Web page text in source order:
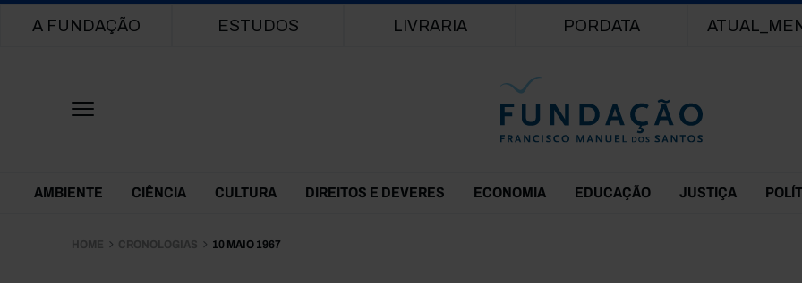
Main navigation
A FUNDAÇÃO ESTUDOS LIVRARIA PORDATA
Themes Menu
AMBIENTE CIÊNCIA CULTURA DIREITOS E DEVERES ECONOMIA EDUCAÇÃO JUSTIÇA
HOME CRONOLOGIAS 10 MAIO 1967